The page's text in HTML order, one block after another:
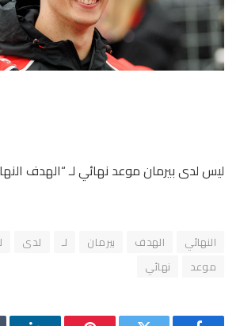
ليس لدى بيرمان موعد نهائي لـ “الهدف
النهائي الهدف بيرمان لـ لدى
موعد
نهائي